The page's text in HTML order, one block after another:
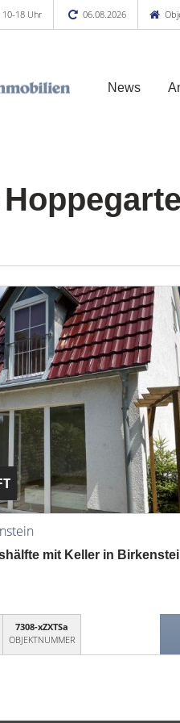
10-18 Uhr 06.08.2026
News
mit Keller in
7308-xZXTSa
OBJEKTNUMMER